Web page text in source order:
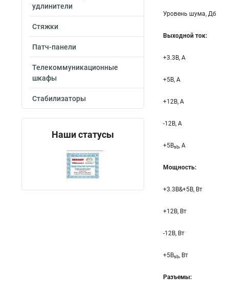
удлинители
Стяжки
Патч-панели
Телекоммуникационные
шкафы
Стабилизаторы
Наши статусы
Уровень шума, Дб
Выходной ток:
+3.3B, А
+5B, А
+12B, A
-12B, A
+5Bsb, A
Мощность:
+3.3B&+5B, Вт
+12B, Вт
-12B, Вт
+5Bsb, Вт
Разъемы: